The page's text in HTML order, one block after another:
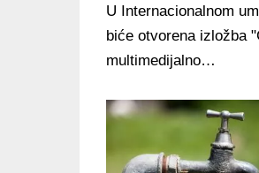
U Internacionalnom
biće otvorena izložba
multimedijalno…